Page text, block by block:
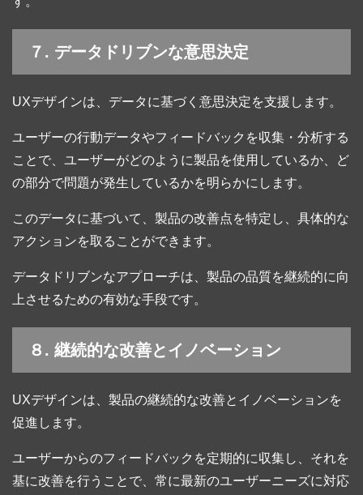
７. データドリブンな意思決定
UXデザインは、データに基づく意思決定を支援します。
ユーザーの行動データやフィードバックを収集・分析する
ことで、ユーザーがどのように製品を使用しているか、ど
の部分で問題が発生しているかを明らかにします。
このデータに基づいて、製品の改善点を特定し、具体的な
アクションを取ることができます。
データドリブンなアプローチは、製品の品質を継続的に向
上させるための有効な手段です。
８. 継続的な改善とイノベーション
UXデザインは、製品の継続的な改善とイノベーションを
促進します。
ユーザーからのフィードバックを定期的に収集し、それを
基に改善を行うことで、常に最新のユーザーニーズに対応